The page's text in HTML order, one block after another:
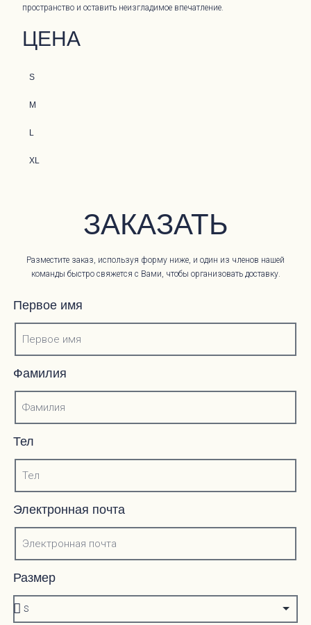
пространство и оставить неизгладимое впечатление.
ЦЕНА
S
M
L
XL
ЗАКАЗАТЬ
Разместите заказ, используя форму ниже, и один из членов нашей
команды быстро свяжется с Вами, чтобы организовать доставку.
Первое имя
Фамилия
Тел
Электронная почта
Размер